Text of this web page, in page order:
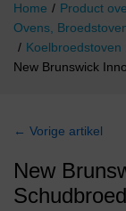
Home / Product
Ovens,
/ Koelbroedstoven
New Brunswick
← Vorige artikel
New